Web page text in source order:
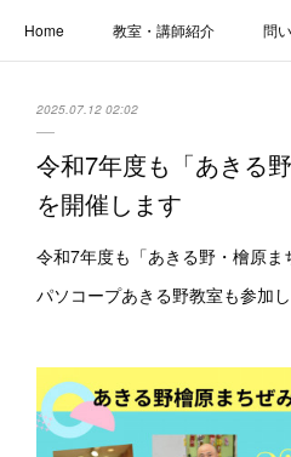
Home 教室・講師紹介 問
2025.07.12 02:02
令和7年度も「あきる
を開催します
令和7年度も「あきる野・檜原ま
パソコープあきる野教室も参加し